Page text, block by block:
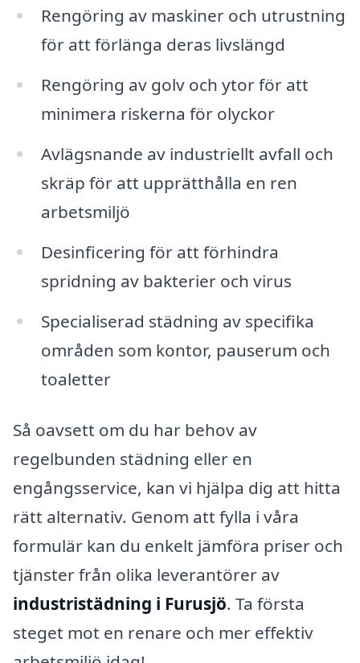
Rengöring av maskiner och utrustning
för att förlänga deras livslängd
Rengöring av golv och ytor för att
minimera riskerna för olyckor
Avlägsnande av industriellt avfall och
skräp för att upprätthålla en ren
arbetsmiljö
Desinficering för att förhindra
spridning av bakterier och virus
Specialiserad städning av specifika
områden som kontor, pauserum och
toaletter
Så oavsett om du har behov av
regelbunden städning eller en
engångsservice, kan vi hjälpa dig att hitta
rätt alternativ. Genom att fylla i våra
formulär kan du enkelt jämföra priser och
tjänster från olika leverantörer av
industristädning i Furusjö. Ta första
steget mot en renare och mer effektiv